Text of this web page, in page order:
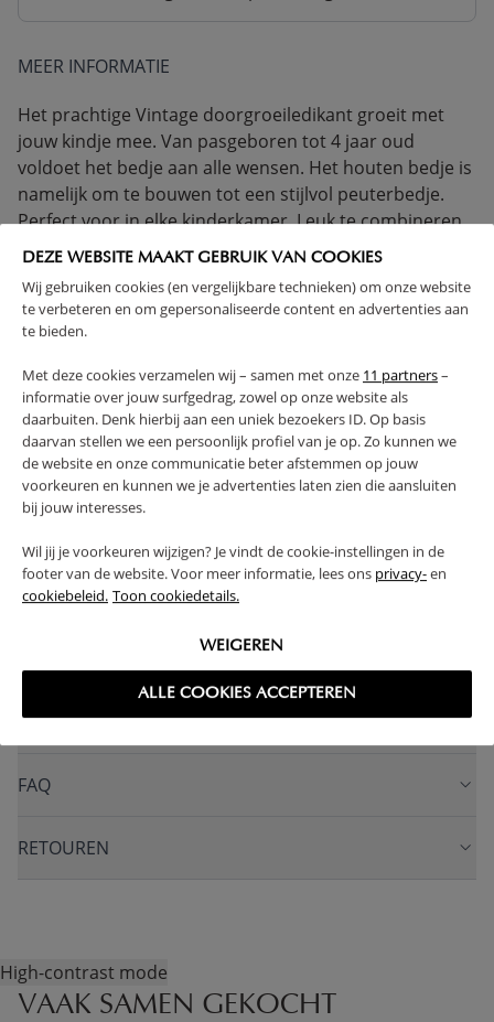
DEZE WEBSITE MAAKT GEBRUIK VAN COOKIES
Wij gebruiken cookies (en vergelijkbare technieken) om onze website
te verbeteren en om gepersonaliseerde content en advertenties aan
te bieden.
Met deze cookies verzamelen wij – samen met onze 11 partners–
informatie over jouw surfgedrag, zowel op onze website als
daarbuiten. Denk hierbij aan een uniek bezoekers ID. Op basis
daarvan stellen we een persoonlijk profiel van je op. Zo kunnen we
de website en onze communicatie beter afstemmen op jouw
voorkeuren en kunnen we je advertenties laten zien die aansluiten
bij jouw interesses.
Wil jij je voorkeuren wijzigen? Je vindt de cookie-instellingen in de
footer van de website. Voor meer informatie, lees ons privacy-en
cookiebeleid. Toon cookiedetails.
WEIGEREN
ALLE COOKIES ACCEPTEREN
MEER INFORMATIE
Het prachtige Vintage doorgroeiledikant groeit met
jouw kindje mee. Van pasgeboren tot 4 jaar oud
voldoet het bedje aan alle wensen. Het houten bedje is
namelijk om te bouwen tot een stijlvol peuterbedje.
Perfect voor in elke kinderkamer. Leuk te combineren
met commode Vintage.
Profiteer van extra voordeel! Dit product is ook
verkrijgbaar als eencomplete babykamerset,
waardoor je in één keer alles hebt én geniet van extra
korting. Shop de set en bespaar!
< 4 JAAR
1 JAAR GARANTIE
VOLDOET AAN EN-VEILIGHEIDSNORM
VERVAARDIGD IN EUROPA
SOLIDE CONSTRUCTIE
IN HOOGTE VERSTELBAAR
WAARSCHUWING
PRODUCTEIGENSCHAPPEN
PLUS- EN MINPUNTEN
FAQ
RETOUREN
High-contrast mode
VAAK SAMEN GEKOCHT